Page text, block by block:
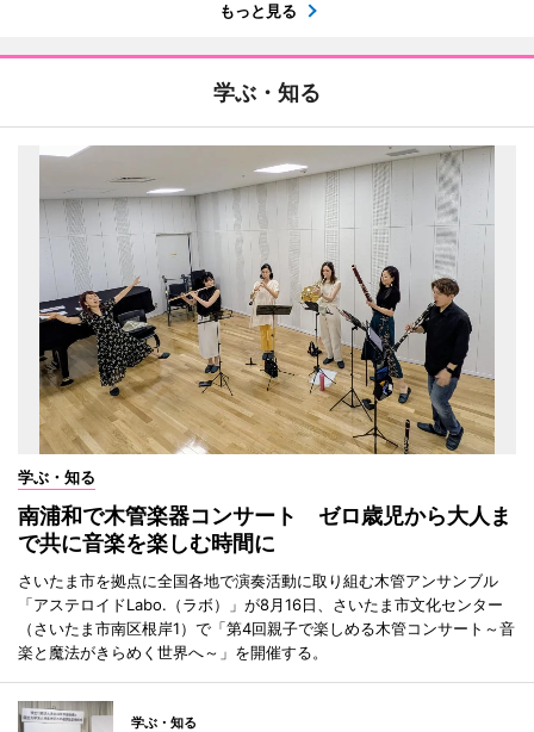
もっと見る
学ぶ・知る
学ぶ・知る
南浦和で木管楽器コンサート ゼロ歳児から大人ま
で共に音楽を楽しむ時間に
さいたま市を拠点に全国各地で演奏活動に取り組む木管アンサンブル
「アステロイドLabo.（ラボ）」が8月16日、さいたま市文化センター
（さいたま市南区根岸1）で「第4回親子で楽しめる木管コンサート～音
楽と魔法がきらめく世界へ～」を開催する。
学ぶ・知る